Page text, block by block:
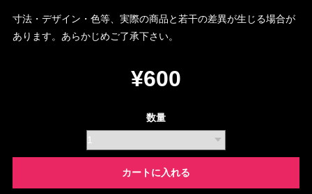
寸法・デザイン・色等、実際の商品と若干の差異が生じる場合が
あります。あらかじめご了承下さい。
¥600
数量
カートに入れる